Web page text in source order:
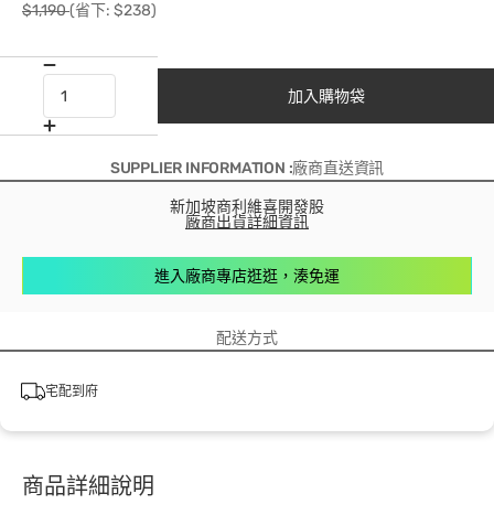
$1,190(省下: $238)
加入購物袋
SUPPLIER INFORMATION :廠商直送資訊
新加坡商利維喜開發股
廠商出貨詳細資訊
進入廠商專店逛逛，湊免運
配送方式
宅配到府
商品詳細說明